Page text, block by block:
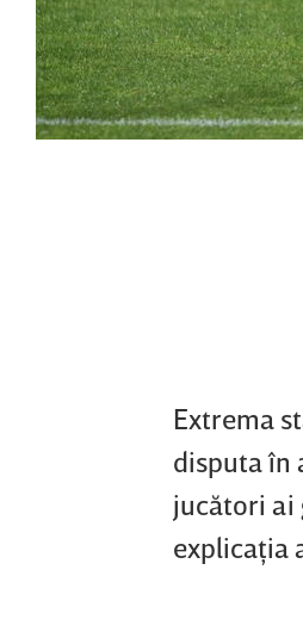
Extrema
disputa în
jucători ai
explicaţia